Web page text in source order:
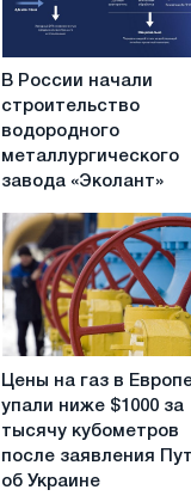
начали
строительство
водородного
металлургического
завода
«Эколант»
В России начали
строительство
водородного
металлургического
завода «Эколант»
Цены
на
газ
Европе
упали
Цены на газ в
упали ниже $1000 за
тысячу кубометров
после заявления
об Украине